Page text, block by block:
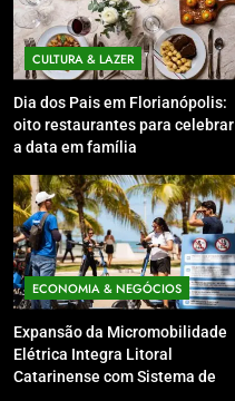
CULTURA & LAZER
Dia dos Pais em Florianópolis:
oito restaurantes para celebrar
a data em família
ECONOMIA & NEGÓCIOS
Expansão da Micromobilidade
Elétrica Integra Litoral
Catarinense com Sistema de